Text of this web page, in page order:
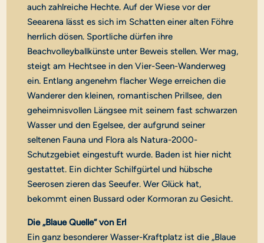
auch zahlreiche Hechte. Auf der Wiese vor der
Seearena lässt es sich im Schatten einer alten Föhre
herrlich dösen. Sportliche dürfen ihre
Beachvolleyballkünste unter Beweis stellen. Wer mag,
steigt am Hechtsee in den Vier-Seen-Wanderweg
ein. Entlang angenehm flacher Wege erreichen die
Wanderer den kleinen, romantischen Prillsee, den
geheimnisvollen Längsee mit seinem fast schwarzen
Wasser und den Egelsee, der aufgrund seiner
seltenen Fauna und Flora als Natura-2000-
Schutzgebiet eingestuft wurde. Baden ist hier nicht
gestattet. Ein dichter Schilfgürtel und hübsche
Seerosen zieren das Seeufer. Wer Glück hat,
bekommt einen Bussard oder Kormoran zu Gesicht.
Die „Blaue Quelle“ von Erl
Ein ganz besonderer Wasser-Kraftplatz ist die „Blaue